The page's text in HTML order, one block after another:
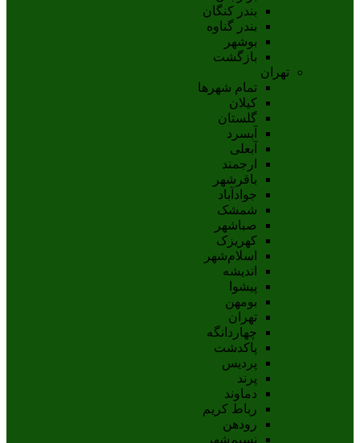
بندر کنگان
بندر گناوه
بوشهر
بازگشت
تهران
تمام شهر‌ها
کیلان
گلستان
آبسرد
آبعلی
ارجمند
باقرشهر
جوادآباد
شمشک
صباشهر
کهریزک
اسلام‌شهر
اندیشه
پيشوا
بومهن
تهران
چهاردانگه
پاکدشت
پردیس
پرند
دماوند
رباط کریم
رودهن
نسيم‌شهر